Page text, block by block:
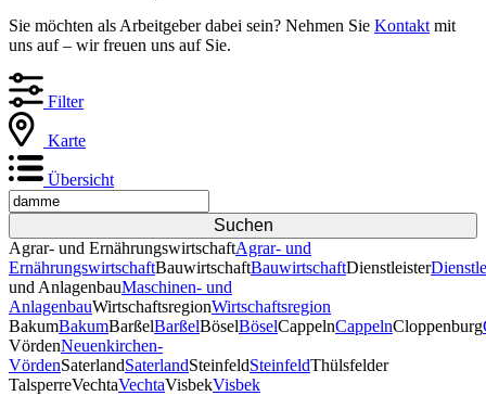
Sie möchten als Arbeitgeber dabei sein? Nehmen Sie Kontakt mit
uns auf – wir freuen uns auf Sie.
Filter
Karte
Übersicht
Agrar- und ErnährungswirtschaftAgrar- und
ErnährungswirtschaftBauwirtschaftBauwirtschaftDienstleister
und AnlagenbauMaschinen- und
AnlagenbauWirtschaftsregionWirtschaftsregion
BakumBakumBarßelBarßelBöselBöselCappelnCappelnCloppenburg
VördenNeuenkirchen-
VördenSaterlandSaterlandSteinfeldSteinfeldThülsfelder
TalsperreVechtaVechtaVisbekVisbek